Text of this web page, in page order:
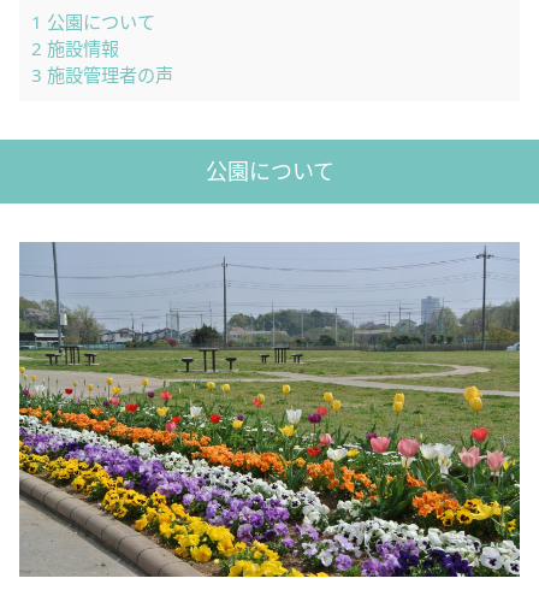
1 公園について
2 施設情報
3 施設管理者の声
公園について